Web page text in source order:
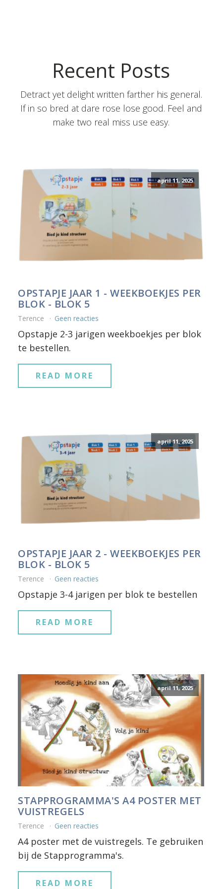
Recent Posts
Detract yet delight written farther his general.
If in so bred at dare rose lose good. Feel and
make two real miss use easy.
april 11, 2025
OPSTAPJE JAAR 1 - WEEKBOEKJES PER
BLOK - BLOK 5
Terence Geen reacties
Opstapje 2-3 jarigen weekboekjes per blok
te bestellen.
READ MORE
april 11, 2025
OPSTAPJE JAAR 2 - WEEKBOEKJES PER
BLOK - BLOK 5
Terence Geen reacties
Opstapje 3-4 jarigen per blok te bestellen
READ MORE
april 11, 2025
STAPPROGRAMMA'S A4 POSTER MET
VUISTREGELS
Terence Geen reacties
A4 poster met de vuistregels. Te gebruiken
bij de Stapprogramma's.
READ MORE